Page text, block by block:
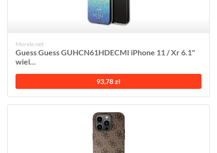
Morele.net
Guess Guess GUHCN61HDECMI iPhone 11 / Xr 6.1"
wiel...
93,78 zł